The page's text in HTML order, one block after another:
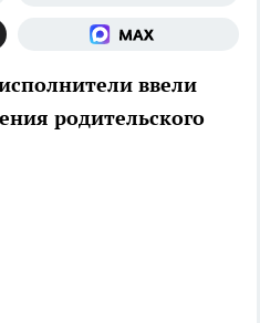
ввели
родительского